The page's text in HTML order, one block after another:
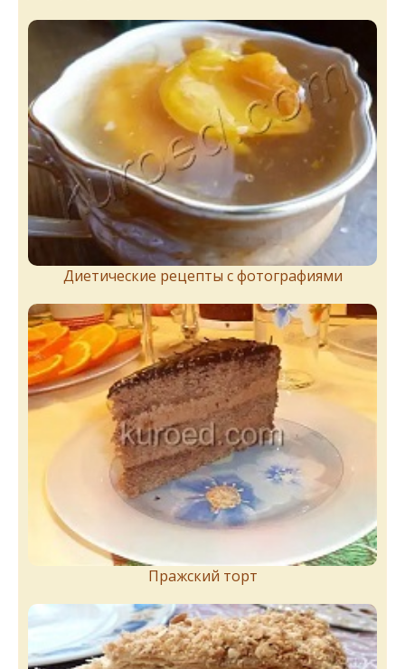
Диетические рецепты с фотографиями
Пражский торт